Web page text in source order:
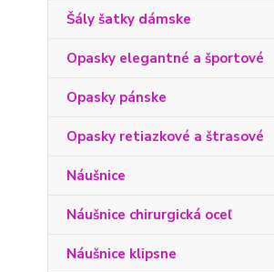
Šály šatky dámske
Opasky elegantné a športové
Opasky pánske
Opasky retiazkové a štrasové
Náušnice
Náušnice chirurgická oceľ
Náušnice klipsne